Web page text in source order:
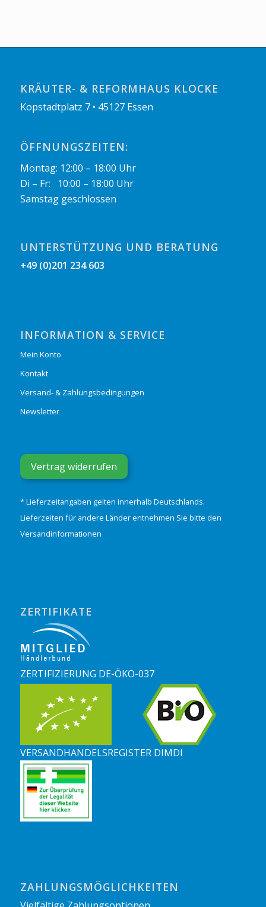
KRÄUTER- & REFORMHAUS KLOCKE
Kopstadtplatz 7 • 45127 Essen
ÖFFNUNGSZEITEN:
Montag: 12:00 – 18:00 Uhr
Di – Fr: 10:00 – 18:00 Uhr
Samstag geschlossen
UNTERSTÜTZUNG UND BERATUNG
+49 (0)201 234 603
INFORMATION & SERVICE
Mein Konto
Kontakt
Versand- & Zahlungsbedingungen
Newsletter
Vertrag widerrufen
* Lieferzeitangaben gelten innerhalb Deutschlands.
Lieferzeiten für andere Länder entnehmen Sie bitte den
Versandinformationen
ZERTIFIKATE
ZERTIFIZIERUNG DE-ÖKO-037
VERSANDHANDELSREGISTER DIMDI
ZAHLUNGSMÖGLICHKEITEN